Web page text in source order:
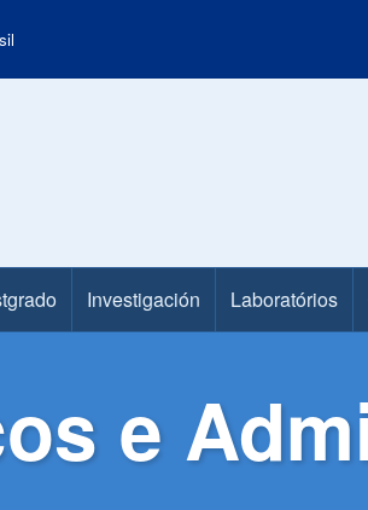
Investigación Laboratórios
e